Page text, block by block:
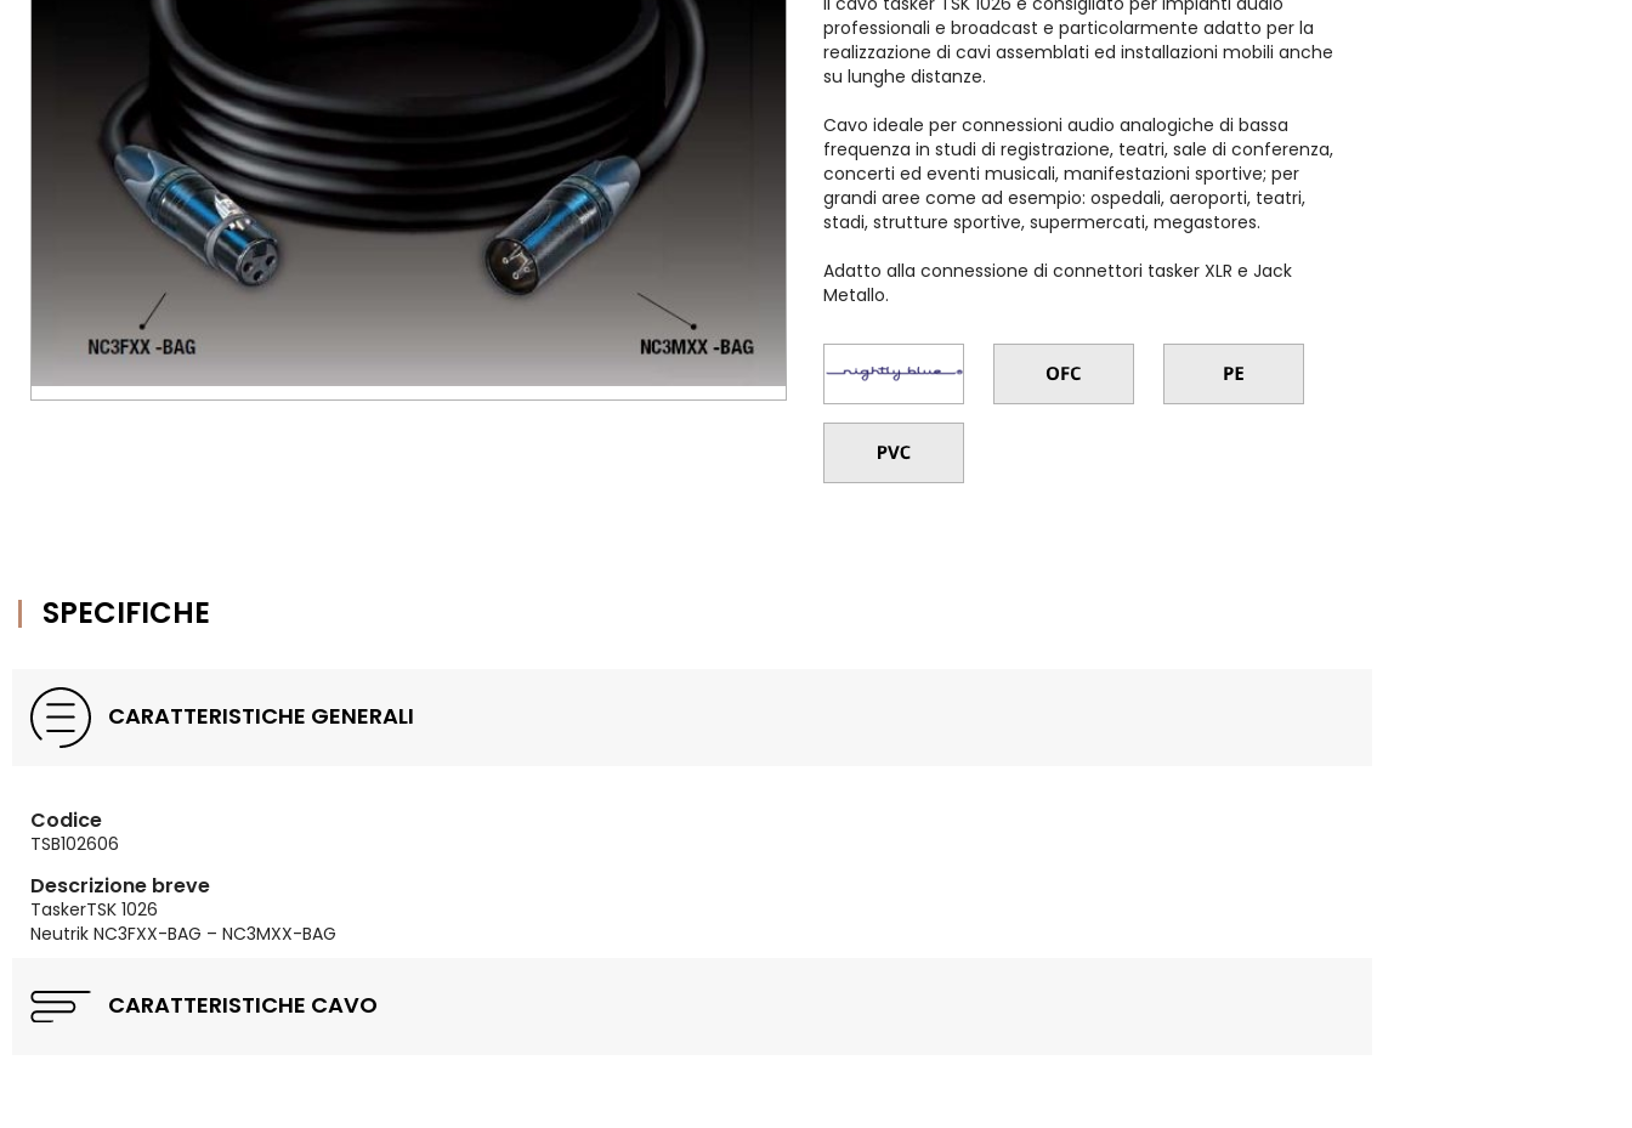
professionali e broadcast e particolarmente adatto per la
realizzazione di cavi assemblati ed installazioni mobili anche
su lunghe distanze.
Cavo ideale per connessioni audio analogiche di bassa
frequenza in studi di registrazione, teatri, sale di conferenza,
concerti ed eventi musicali, manifestazioni sportive; per
grandi aree come ad esempio: ospedali, aeroporti, teatri,
stadi, strutture sportive, supermercati, megastores.
Adatto alla connessione di connettori tasker XLR e Jack
Metallo.
SPECIFICHE
CARATTERISTICHE GENERALI
Codice
TSB102606
Descrizione breve
TaskerTSK 1026
Neutrik NC3FXX-BAG – NC3MXX-BAG
CARATTERISTICHE CAVO